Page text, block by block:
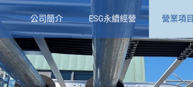
公司簡介 ESG永續經營 營業項目